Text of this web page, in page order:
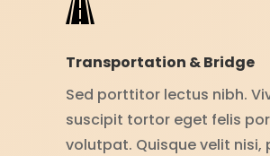
Transportation & Bridge
Sed porttitor lectus nibh.
suscipit tortor eget felis
volutpat. Quisque velit nisi,